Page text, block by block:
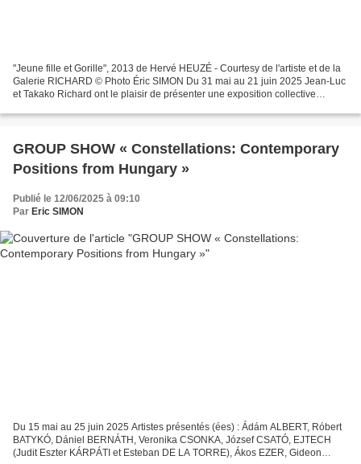
"Jeune fille et Gorille", 2013 de Hervé HEUZÉ - Courtesy de l'artiste et de la
Galerie RICHARD © Photo Éric SIMON Du 31 mai au 21 juin 2025 Jean-Luc
et Takako Richard ont le plaisir de présenter une exposition collective
GROUP SHOW « Constellations: Contemporary
Positions from Hungary »
Publié le 12/06/2025 à 09:10
Par Eric SIMON
Du 15 mai au 25 juin 2025 Artistes présentés (ées) : Ádám ALBERT, Róbert
BATYKÓ, Dániel BERNÁTH, Veronika CSONKA, József CSATÓ, EJTECH
(Judit Eszter KÁRPÁTI et Esteban DE LA TORRE), Ákos EZER, Gideon